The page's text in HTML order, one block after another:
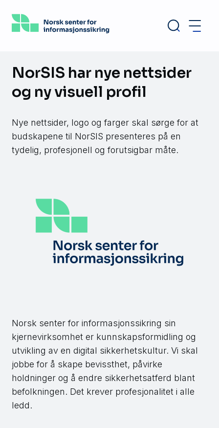
hovedinnhold
NorSIS har nye nettsider
og ny visuell profil
Nye nettsider, logo og farger skal sørge for at
budskapene til NorSIS presenteres på en
tydelig, profesjonell og forutsigbar måte.
Norsk senter for informasjonssikring sin
kjernevirksomhet er kunnskapsformidling og
utvikling av en digital sikkerhetskultur. Vi skal
jobbe for å skape bevissthet, påvirke
holdninger og å endre sikkerhetsatferd blant
befolkningen. Det krever profesjonalitet i alle
ledd.